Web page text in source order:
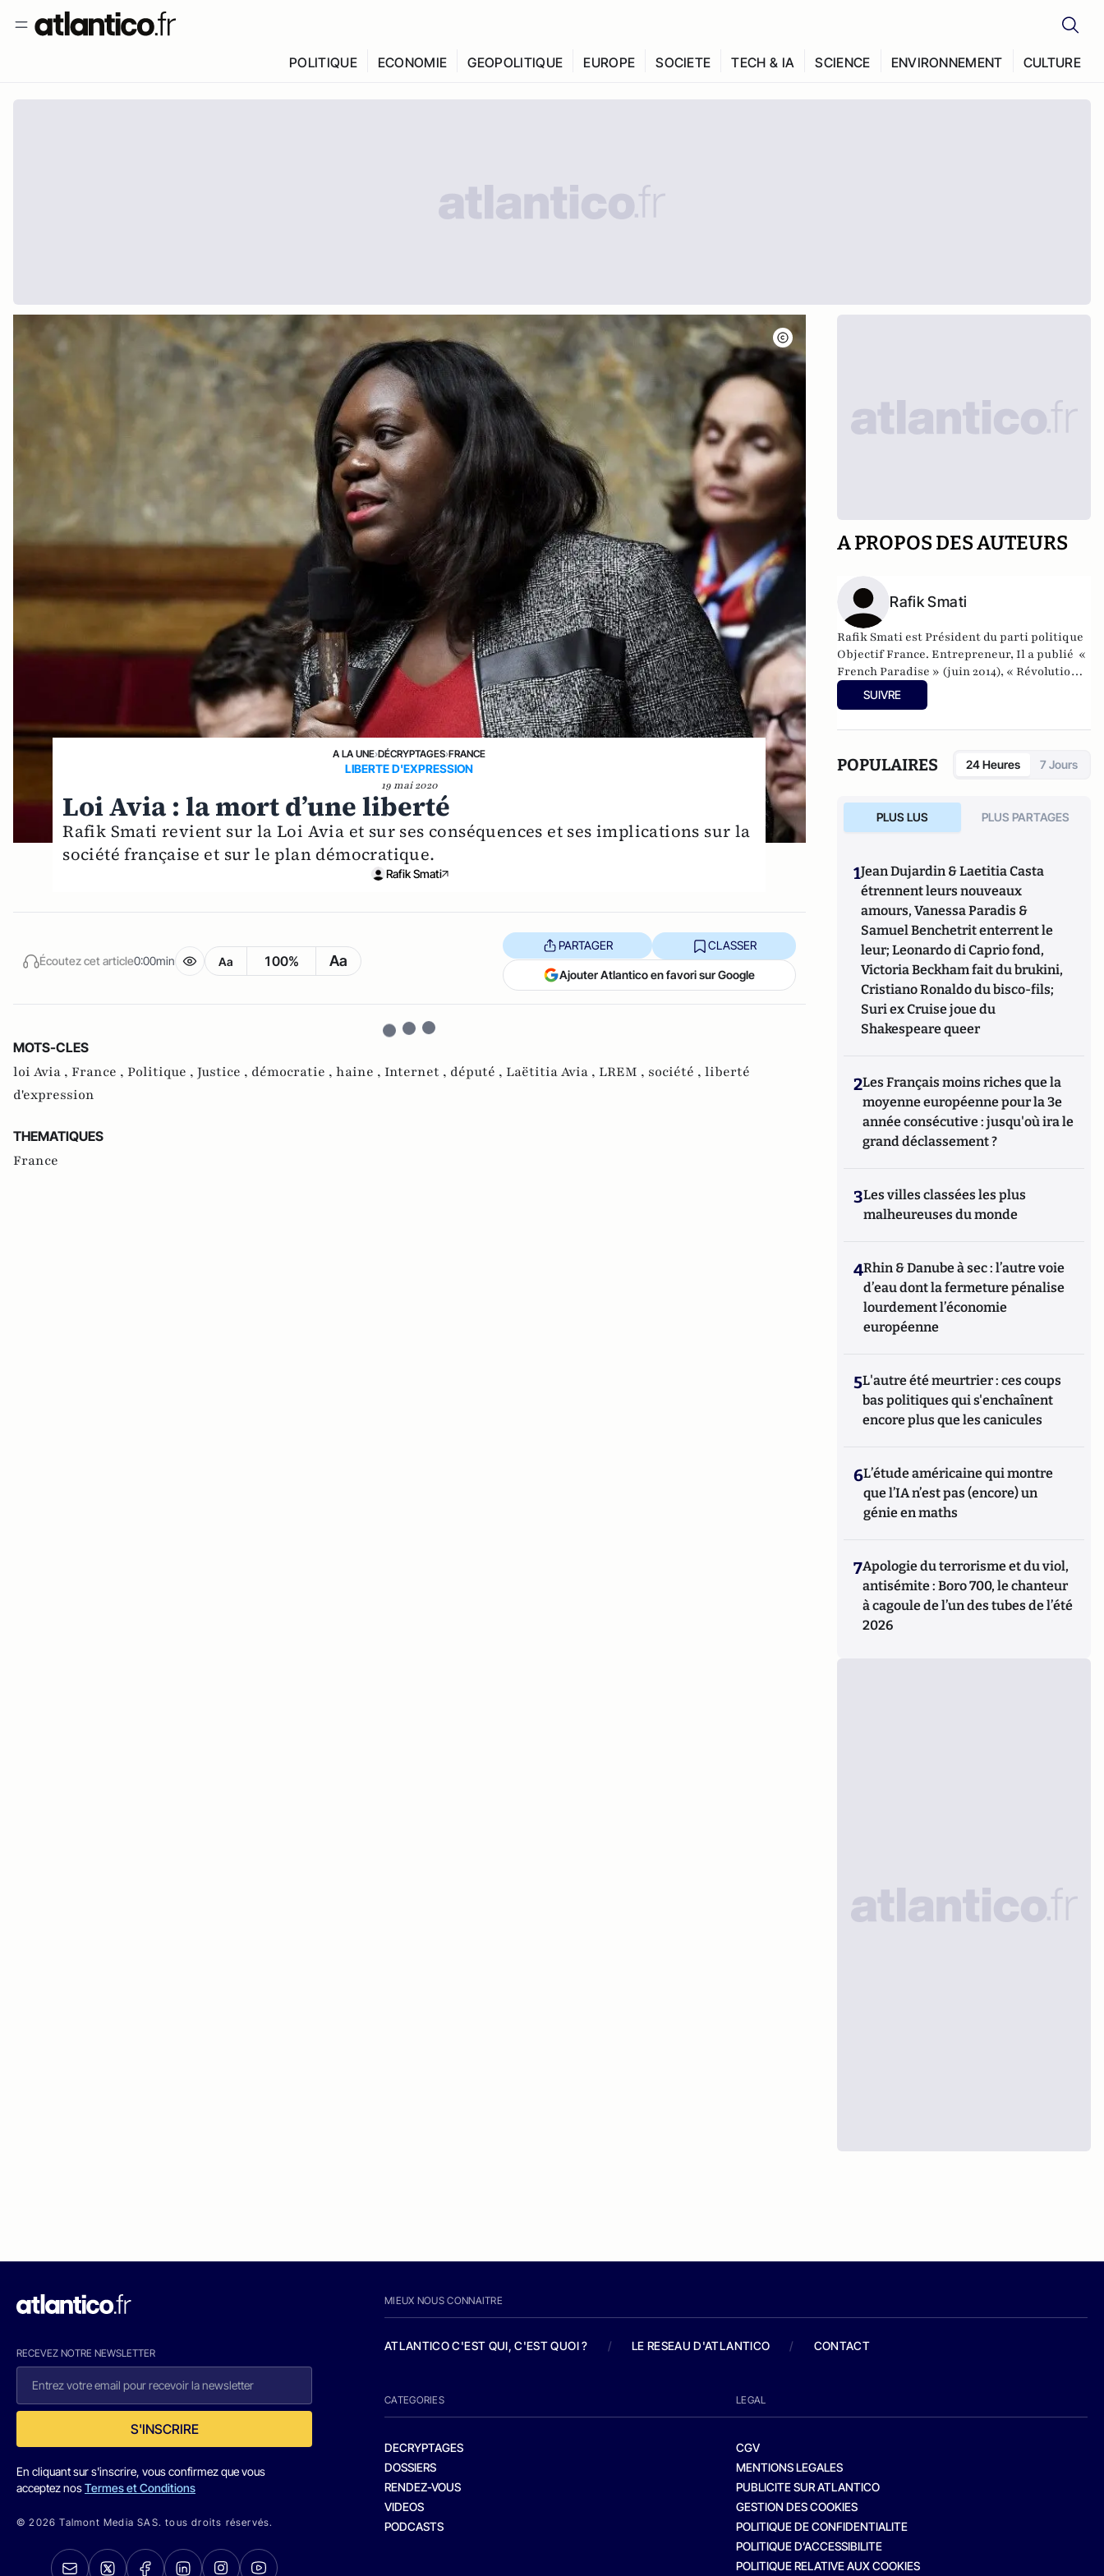
POLITIQUE ECONOMIE GEOPOLITIQUE EUROPE SOCIETE TECH & IA SCIENCE ENVIRONNEMENT CULTURE
A LA UNE›DÉCRYPTAGES›FRANCE
LIBERTE D'EXPRESSION
19 mai 2020
Loi Avia : la mort d’une liberté
Rafik Smati revient sur la Loi Avia et sur ses conséquences et ses implications sur la
société française et sur le plan démocratique.
Rafik Smati
Écoutez cet article0:00min Aa 100% Aa
PARTAGER CLASSER
Ajouter Atlantico en favori sur Google
MOTS-CLES
loi Avia , France , Politique , Justice , démocratie , haine , Internet , député , Laëtitia Avia , LREM , société , liberté
d'expression
THEMATIQUES
France
A PROPOS DES AUTEURS
Rafik Smati
Rafik Smati est Président du parti politique
Objectif France. Entrepreneur, Il a publié «
French Paradise » (juin 2014), « Révolution Y
: la génération qui va redessiner l'Europe »
(2013), « Eloge de la vitesse : la revanche de
SUIVRE
POPULAIRES 24 Heures 7 Jours
PLUS LUS PLUS PARTAGES
1Jean Dujardin & Laetitia Casta
étrennent leurs nouveaux
amours, Vanessa Paradis &
Samuel Benchetrit enterrent le
leur; Leonardo di Caprio fond,
Victoria Beckham fait du brukini,
Cristiano Ronaldo du bisco-fils;
Suri ex Cruise joue du
Shakespeare queer
2Les Français moins riches que la
moyenne européenne pour la 3e
année consécutive : jusqu'où ira le
grand déclassement ?
3Les villes classées les plus
malheureuses du monde
4Rhin & Danube à sec : l’autre voie
d’eau dont la fermeture pénalise
lourdement l’économie
européenne
5L'autre été meurtrier : ces coups
bas politiques qui s'enchaînent
encore plus que les canicules
6L’étude américaine qui montre
que l’IA n’est pas (encore) un
génie en maths
7Apologie du terrorisme et du viol,
antisémite : Boro 700, le chanteur
à cagoule de l’un des tubes de l’été
2026
RECEVEZ NOTRE NEWSLETTER
S'INSCRIRE
En cliquant sur s'inscrire, vous confirmez que vous
acceptez nosTermes et Conditions
© 2026 Talmont Media SAS. tous droits réservés.
MIEUX NOUS CONNAITRE
ATLANTICO C'EST QUI, C'EST QUOI ? / LE RESEAU D'ATLANTICO / CONTACT
CATEGORIES
DECRYPTAGES
DOSSIERS
RENDEZ-VOUS
VIDEOS
PODCASTS
LEGAL
CGV
MENTIONS LEGALES
PUBLICITE SUR ATLANTICO
GESTION DES COOKIES
POLITIQUE DE CONFIDENTIALITE
POLITIQUE D’ACCESSIBILITE
POLITIQUE RELATIVE AUX COOKIES